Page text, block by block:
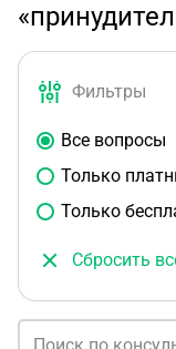
Фильтры
Все вопросы
Только
Только
Сбросить